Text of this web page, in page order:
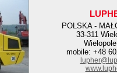
POLSKA -
33-311
mobile: +48